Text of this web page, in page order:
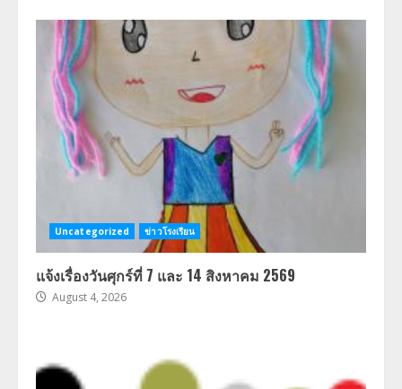
Uncategorized ข่าวโรงเรียน
แจ้งเรื่องวันศุกร์ที่ 7 และ 14 สิงหาคม 2569
August 4, 2026